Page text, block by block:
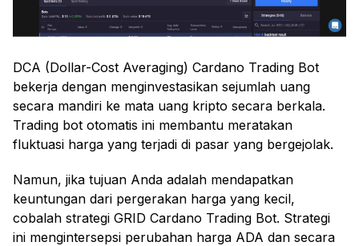
DCA (Dollar-Cost Averaging) Cardano Trading Bot
bekerja dengan menginvestasikan sejumlah uang
secara mandiri ke mata uang kripto secara berkala.
Trading bot otomatis ini membantu meratakan
fluktuasi harga yang terjadi di pasar yang bergejolak.
Namun, jika tujuan Anda adalah mendapatkan
keuntungan dari pergerakan harga yang kecil,
cobalah strategi GRID Cardano Trading Bot. Strategi
ini mengintersepsi perubahan harga ADA dan secara